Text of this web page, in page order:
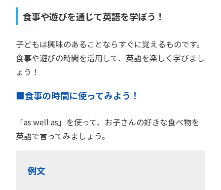
食事や遊びを通じて英語を学ぼう！
子どもは興味のあることならすぐに覚えるものです。
食事や遊びの時間を活用して、英語を楽しく学びまし
ょう！
■食事の時間に使ってみよう！
「as well as」を使って、お子さんの好きな食べ物を
英語で言ってみましょう。
例文